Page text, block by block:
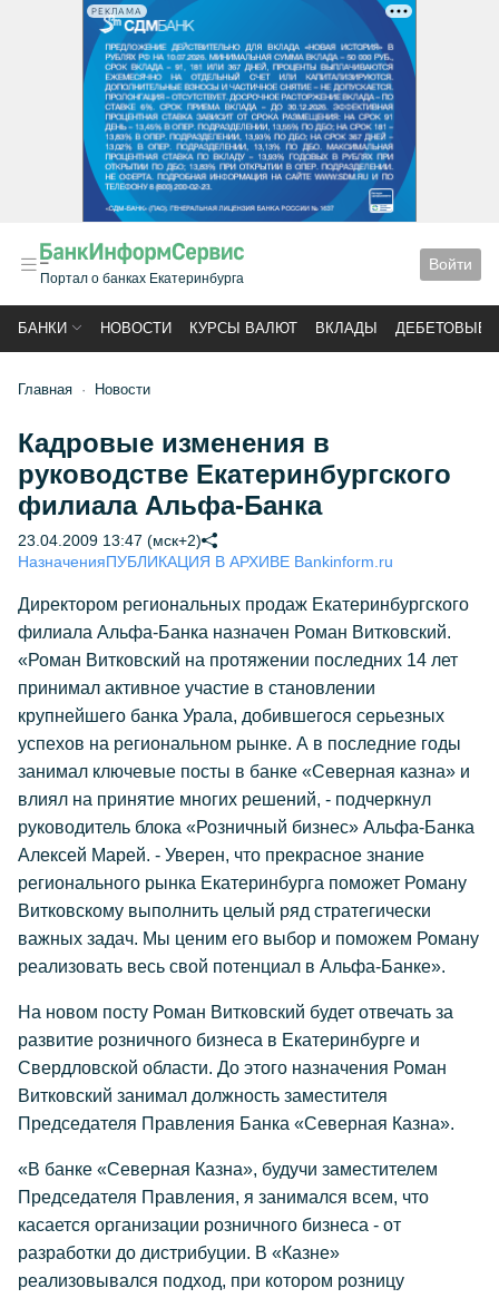
РЕКЛАМА
Портал о банках Екатеринбурга
Войти
БАНКИ НОВОСТИ КУРСЫ ВАЛЮТ ВКЛАДЫ ДЕБЕТОВЫЕ
Главная Новости
Кадровые изменения в
руководстве Екатеринбургского
филиала Альфа-Банка
23.04.2009 13:47 (мск+2)
НазначенияПУБЛИКАЦИЯ В АРХИВЕ Bankinform.ru
Директором региональных продаж Екатеринбургского
филиала Альфа-Банка назначен Роман Витковский.
«Роман Витковский на протяжении последних 14 лет
принимал активное участие в становлении
крупнейшего банка Урала, добившегося серьезных
успехов на региональном рынке. А в последние годы
занимал ключевые посты в банке «Северная казна» и
влиял на принятие многих решений, - подчеркнул
руководитель блока «Розничный бизнес» Альфа-Банка
Алексей Марей. - Уверен, что прекрасное знание
регионального рынка Екатеринбурга поможет Роману
Витковскому выполнить целый ряд стратегически
важных задач. Мы ценим его выбор и поможем Роману
реализовать весь свой потенциал в Альфа-Банке».
На новом посту Роман Витковский будет отвечать за
развитие розничного бизнеса в Екатеринбурге и
Свердловской области. До этого назначения Роман
Витковский занимал должность заместителя
Председателя Правления Банка «Северная Казна».
«В банке «Северная Казна», будучи заместителем
Председателя Правления, я занимался всем, что
касается организации розничного бизнеса - от
разработки до дистрибуции. В «Казне»
реализовывался подход, при котором розницу